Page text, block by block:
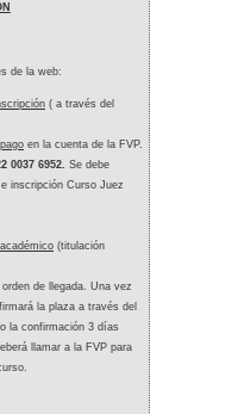
de la web:
( a través del
en la cuenta de la FVP.
0037 6952. Se debe
inscripción Curso Juez
(titulación
de llegada. Una vez
la plaza a través del
la confirmación 3 días
llamar a la FVP para